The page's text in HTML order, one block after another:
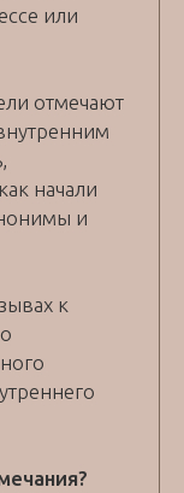
или
отмечают
начали
и
к